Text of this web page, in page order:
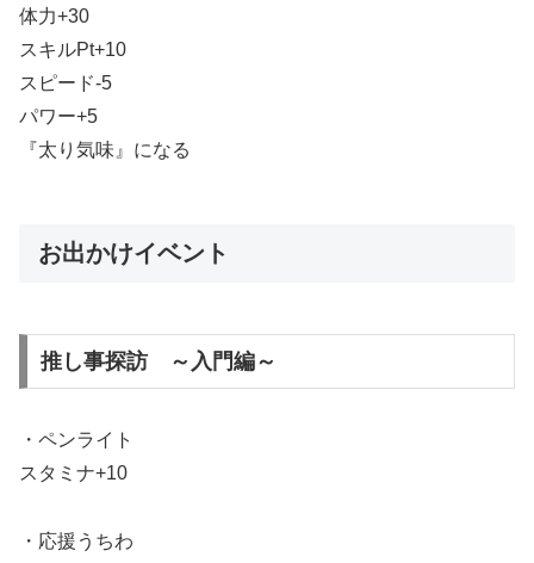
体力+30
スキルPt+10
スピード-5
パワー+5
『太り気味』になる
お出かけイベント
推し事探訪 ～入門編～
・ペンライト
スタミナ+10
・応援うちわ